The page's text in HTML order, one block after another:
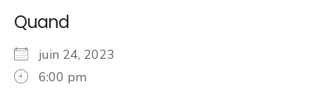
Quand
juin 24, 2023
6:00 pm